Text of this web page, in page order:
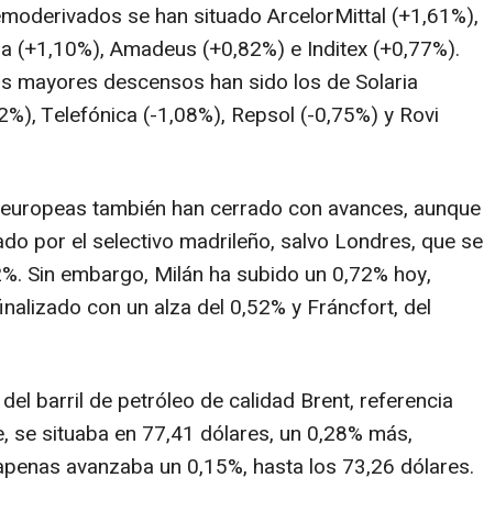
se han situado ArcelorMittal (+1,61%),
(+1,10%), Amadeus (+0,82%) e Inditex (+0,77%).
mayores descensos han sido los de Solaria
Telefónica (-1,08%), Repsol (-0,75%) y Rovi
también han cerrado con avances, aunque
por el selectivo madrileño, salvo Londres, que se
Sin embargo, Milán ha subido un 0,72% hoy,
con un alza del 0,52% y Fráncfort, del
barril de petróleo de calidad Brent, referencia
se situaba en 77,41 dólares, un 0,28% más,
avanzaba un 0,15%, hasta los 73,26 dólares.